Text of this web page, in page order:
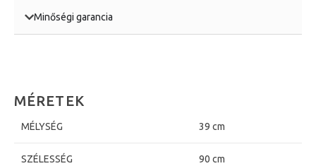
Minőségi garancia
MÉRETEK
MÉLYSÉG 39 cm
SZÉLESSÉG 90 cm